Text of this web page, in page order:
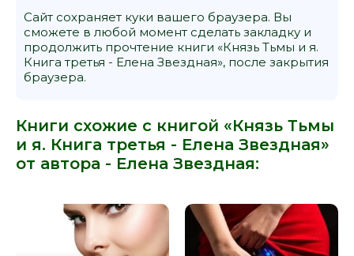
Сайт сохраняет куки вашего браузера. Вы
сможете в любой момент сделать закладку и
продолжить прочтение книги «Князь Тьмы и я.
Книга третья - Елена Звездная», после закрытия
браузера.
Книги схожие с книгой «Князь Тьмы
и я. Книга третья - Елена Звездная»
от автора - Елена Звездная: